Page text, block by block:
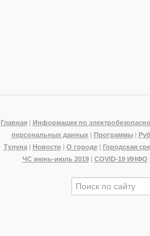
Главная| Информация по
персональных данных| Программы|
Тулуна| Новости | О городе| Городская
ЧС июнь-июль 2019| COVID-19 ИНФО